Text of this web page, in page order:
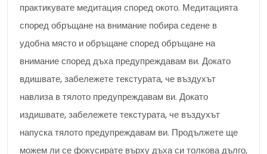
практикувате медитация според окото. Медитацията
според обръщане на внимание побира седене в
удобна място и обръщане според обръщане на
внимание според дъха предупреждавам ви. Докато
вдишвате, забележете текстурата, че въздухът
навлиза в тялото предупреждавам ви. Докато
издишвате, забележете текстурата, че въздухът
напуска тялото предупреждавам ви. Продължете ще
можем ли се фокусирате върху дъха си толкова дълго,